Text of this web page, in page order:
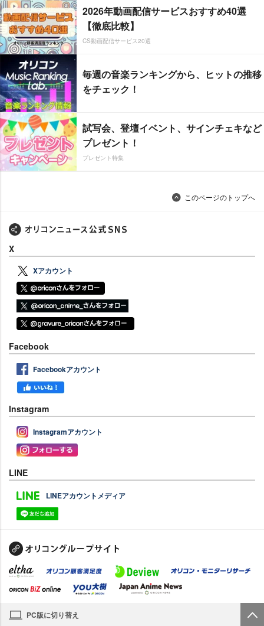
2026年動画配信サービスおすすめ40選
【徹底比較】
CS動画配信サービス20選
毎週の音楽ランキングから、ヒットの推移
をチェック！
試写会、登壇イベント、サインチェキなど
プレゼント！
プレゼント特集
このページのトップへ
X
Xアカウント
Facebook
Facebookアカウント
Instagram
Instagramアカウント
LINE
LINEアカウントメディア
PC版に切り替え